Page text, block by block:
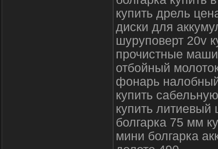
купить дрель
диски для
шуруповерт 20v
прочистные
отбойный
фонарь
купить
купить литиевый
болгарка 75 мм
мини болгарка